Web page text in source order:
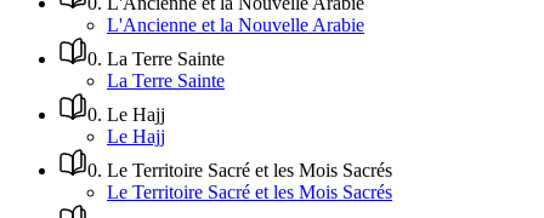
L'Ancienne et la Nouvelle Arabie
0. La Terre Sainte
La Terre Sainte
0. Le Hajj
Le Hajj
0. Le Territoire Sacré et les Mois Sacrés
Le Territoire Sacré et les Mois Sacrés